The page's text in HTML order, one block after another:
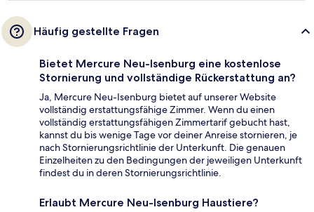
Häufig gestellte Fragen
Bietet Mercure Neu-Isenburg eine kostenlose
Stornierung und vollständige Rückerstattung an?
Ja, Mercure Neu-Isenburg bietet auf unserer Website
vollständig erstattungsfähige Zimmer. Wenn du einen
vollständig erstattungsfähigen Zimmertarif gebucht hast,
kannst du bis wenige Tage vor deiner Anreise stornieren, je
nach Stornierungsrichtlinie der Unterkunft. Die genauen
Einzelheiten zu den Bedingungen der jeweiligen Unterkunft
findest du in deren Stornierungsrichtlinie.
Erlaubt Mercure Neu-Isenburg Haustiere?